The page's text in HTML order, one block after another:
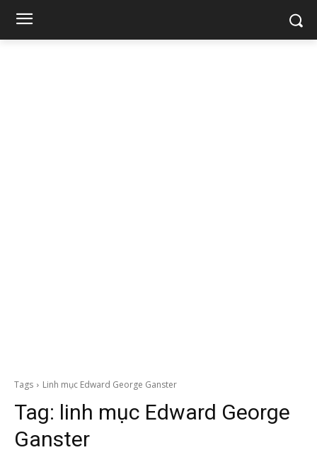
Tags Linh mục Edward George Ganster
Tag: linh mục Edward George
Ganster